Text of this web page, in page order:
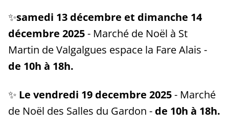
✨samedi 13 décembre et dimanche 14
décembre 2025- Marché de Noël à St
Martin de Valgalgues espace la Fare Alais -
de 10h à 18h.
✨ Le vendredi 19 decembre 2025- Marché
de Noël des Salles du Gardon - de 10h à 18h.